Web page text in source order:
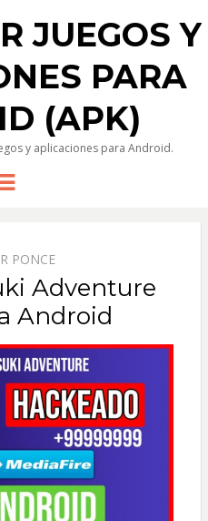
JUEGOS Y
PARA
(APK)
y aplicaciones para Android.
Menu
PONCE
Adventure
Android